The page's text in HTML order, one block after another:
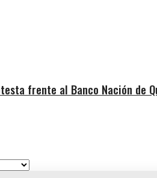
frente al Banco Nación de